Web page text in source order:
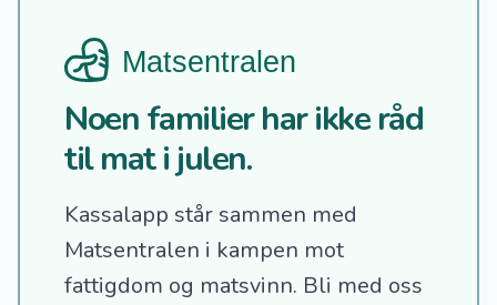
Noen familier har ikke råd
til mat i julen.
Kassalapp står sammen med
Matsentralen i kampen mot
fattigdom og matsvinn. Bli med oss